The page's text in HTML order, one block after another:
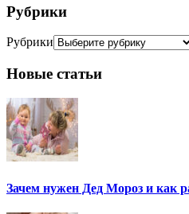
Рубрики
Рубрики
Новые статьи
Зачем нужен Дед Мороз и как